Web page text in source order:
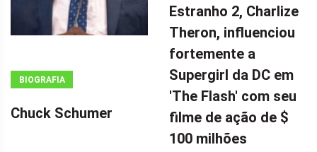
BIOGRAFIA
Chuck Schumer
=
WINDOW.ADSBYGOOGLE
|| []).PUSH({});
A ESTRELA DE
DOUTOR
ESTRANHO 2,
CHARLIZE
THERON,
Estranho 2, Charlize
Theron, influenciou
fortemente a
Supergirl da DC em
'The Flash' com seu
filme de ação de $
100 milhões